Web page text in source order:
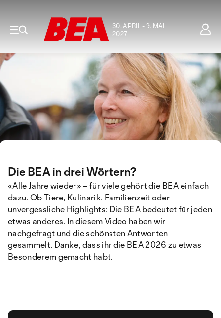
30. APRIL - 9. MAI
2027
Die BEA in drei Wörtern?
«Alle Jahre wieder» – für viele gehört die BEA einfach
dazu. Ob Tiere, Kulinarik, Familienzeit oder
unvergessliche Highlights: Die BEA bedeutet für jeden
etwas anderes. In diesem Video haben wir
nachgefragt und die schönsten Antworten
gesammelt. Danke, dass ihr die BEA 2026 zu etwas
Besonderem gemacht habt.